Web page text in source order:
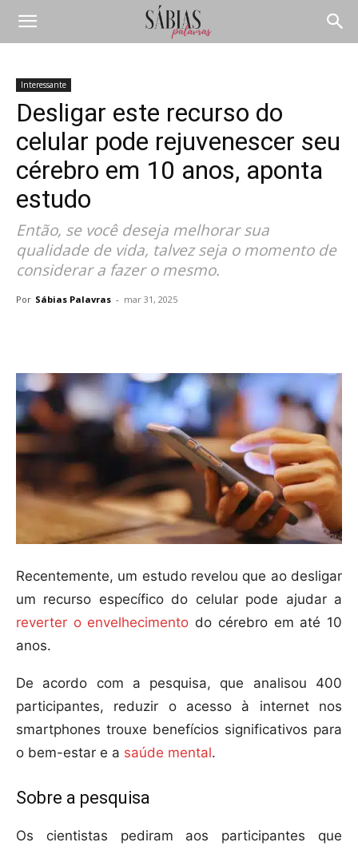
Interessante
Desligar este recurso do
celular pode rejuvenescer seu
cérebro em 10 anos, aponta
estudo
Então, se você deseja melhorar sua
qualidade de vida, talvez seja o momento de
considerar a fazer o mesmo.
Por Sábias Palavras - mar 31, 2025
Recentemente, um estudo revelou que ao desligar
um recurso específico do celular pode ajudar a
reverter o envelhecimento do cérebro em até 10
anos.
De acordo com a pesquisa, que analisou 400
participantes, reduzir o acesso à internet nos
smartphones trouxe benefícios significativos para
o bem-estar e a saúde mental.
Sobre a pesquisa
Os cientistas pediram aos participantes que